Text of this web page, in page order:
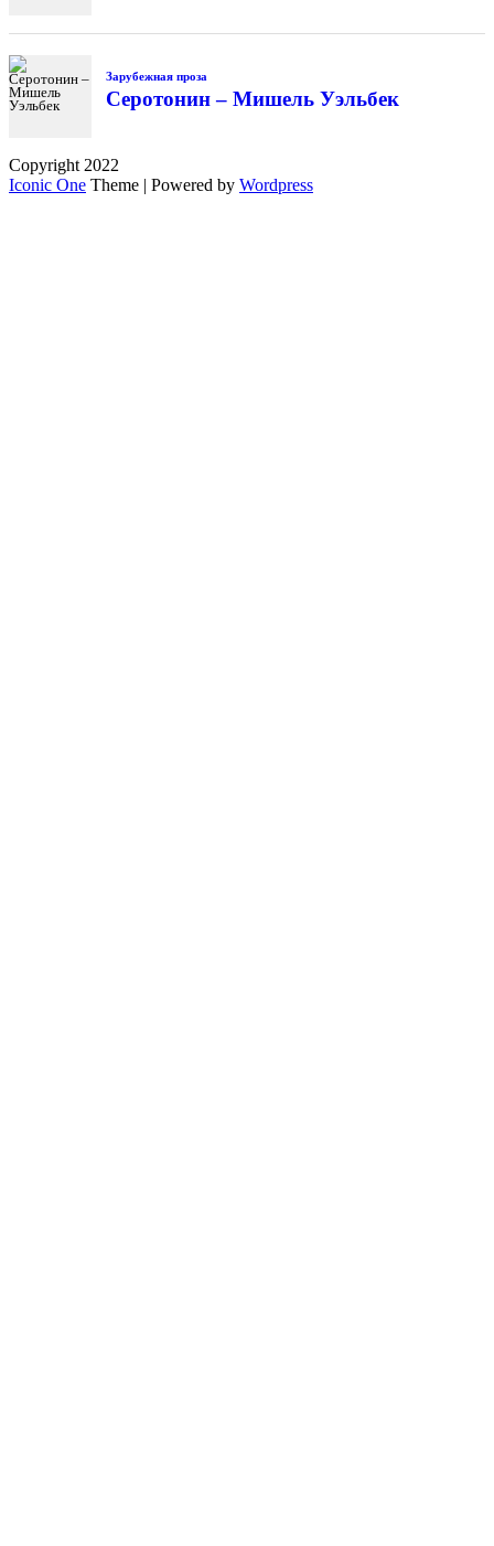
Зарубежная проза
Серотонин – Мишель Уэльбек
Copyright 2022
Iconic One Theme | Powered by Wordpress